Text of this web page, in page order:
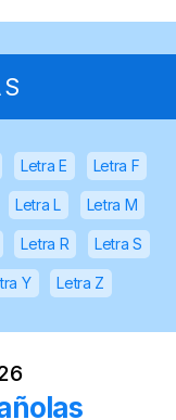
Letra E Letra F
Letra L Letra M
Letra R Letra S
Y Letra Z